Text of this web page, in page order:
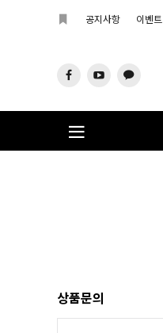
공지사항 이벤트
상품문의